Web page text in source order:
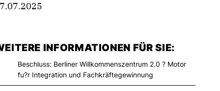
INFORMATIONEN FÜR SIE:
Beschluss: Berliner Willkommenszentrum 2.0 ? Motor
fu?r Integration und Fachkräftegewinnung